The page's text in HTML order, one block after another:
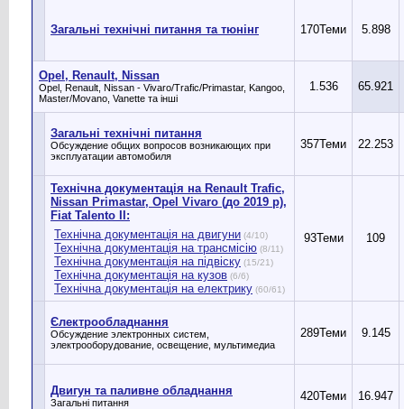
Загальні технічні питання та тюнінг 170Теми 5.898
Opel, Renault, Nissan
Opel, Renault, Nissan - Vivaro/Trafic/Primastar, Kangoo,
Master/Movano, Vanette та інші
1.536 65.921
Загальні технічні питання
Обсуждение общих вопросов возникающих при
эксплуатации автомобиля
357Теми 22.253
Технічна документація на Renault Trafic,
Nissan Primastar, Оpel Vivaro (до 2019 р),
Fiat Talento II:
Технічна документація на двигуни (4/10)
Технічна документація на трансмісію (8/11)
Технічна документація на підвіску (15/21)
Технічна документація на кузов (6/6)
Технічна документація на електрику (60/61)
93Теми 109
Єлектрообладнання
Обсуждение электронных систем,
электрооборудование, освещение, мультимедиа
289Теми 9.145
Двигун та паливне обладнання
Загальні питання 420Теми 16.947